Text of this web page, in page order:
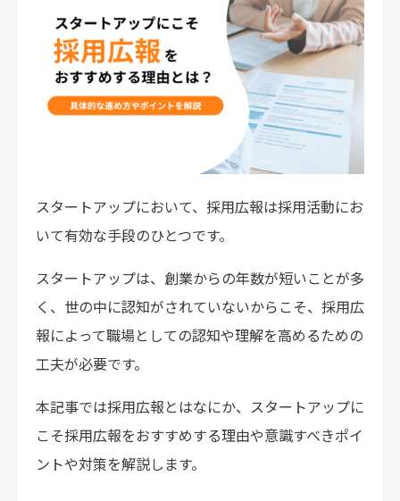
スタートアップにおいて、採用広報は採用活動にお
いて有効な手段のひとつです。
スタートアップは、創業からの年数が短いことが多
く、世の中に認知がされていないからこそ、採用広
報によって職場としての認知や理解を高めるための
工夫が必要です。
本記事では採用広報とはなにか、スタートアップに
こそ採用広報をおすすめする理由や意識すべきポイ
ントや対策を解説します。